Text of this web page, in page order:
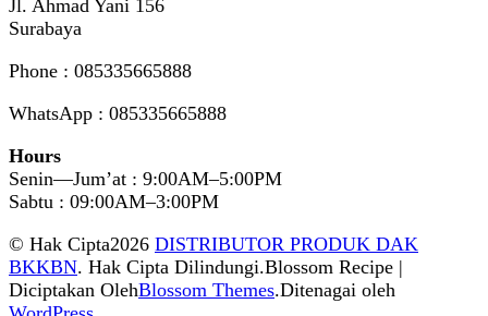
Jl. Ahmad Yani 156
Surabaya
Phone : 085335665888
WhatsApp : 085335665888
Hours
Senin—Jum’at : 9:00AM–5:00PM
Sabtu : 09:00AM–3:00PM
© Hak Cipta2026 DISTRIBUTOR PRODUK DAK
BKKBN. Hak Cipta Dilindungi.Blossom Recipe |
Diciptakan OlehBlossom Themes.Ditenagai oleh